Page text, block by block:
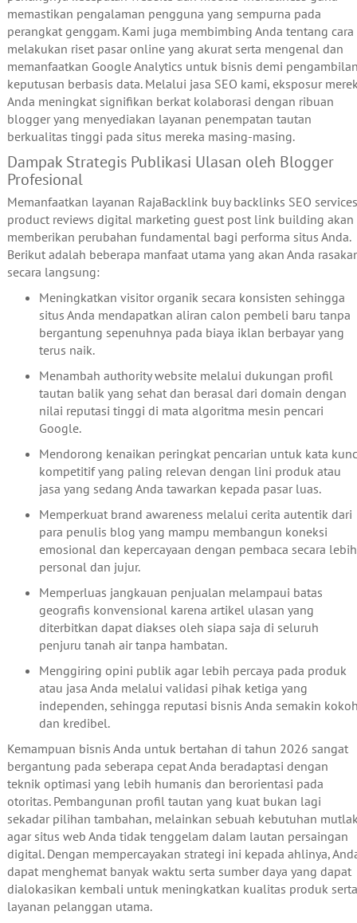
memastikan pengalaman pengguna yang sempurna pada
perangkat genggam. Kami juga membimbing Anda tentang cara
melakukan riset pasar online yang akurat serta mengenal dan
memanfaatkan Google Analytics untuk bisnis demi
keputusan berbasis data. Melalui jasa SEO kami, eksposur
Anda meningkat signifikan berkat kolaborasi dengan ribuan
blogger yang menyediakan layanan penempatan tautan
berkualitas tinggi pada situs mereka masing-masing.
Dampak Strategis Publikasi Ulasan oleh Blogger
Profesional
Memanfaatkan layanan RajaBacklink buy backlinks SEO services
product reviews digital marketing guest post link building akan
memberikan perubahan fundamental bagi performa situs Anda.
Berikut adalah beberapa manfaat utama yang akan Anda
secara langsung:
Meningkatkan visitor organik secara konsisten sehingga
situs Anda mendapatkan aliran calon pembeli baru tanpa
bergantung sepenuhnya pada biaya iklan berbayar yang
terus naik.
Menambah authority website melalui dukungan profil
tautan balik yang sehat dan berasal dari domain dengan
nilai reputasi tinggi di mata algoritma mesin pencari
Google.
Mendorong kenaikan peringkat pencarian untuk kata
kompetitif yang paling relevan dengan lini produk atau
jasa yang sedang Anda tawarkan kepada pasar luas.
Memperkuat brand awareness melalui cerita autentik dari
para penulis blog yang mampu membangun koneksi
emosional dan kepercayaan dengan pembaca secara lebih
personal dan jujur.
Memperluas jangkauan penjualan melampaui batas
geografis konvensional karena artikel ulasan yang
diterbitkan dapat diakses oleh siapa saja di seluruh
penjuru tanah air tanpa hambatan.
Menggiring opini publik agar lebih percaya pada produk
atau jasa Anda melalui validasi pihak ketiga yang
independen, sehingga reputasi bisnis Anda semakin
dan kredibel.
Kemampuan bisnis Anda untuk bertahan di tahun 2026 sangat
bergantung pada seberapa cepat Anda beradaptasi dengan
teknik optimasi yang lebih humanis dan berorientasi pada
otoritas. Pembangunan profil tautan yang kuat bukan lagi
sekadar pilihan tambahan, melainkan sebuah kebutuhan
agar situs web Anda tidak tenggelam dalam lautan persaingan
digital. Dengan mempercayakan strategi ini kepada ahlinya,
dapat menghemat banyak waktu serta sumber daya yang dapat
dialokasikan kembali untuk meningkatkan kualitas produk serta
layanan pelanggan utama.